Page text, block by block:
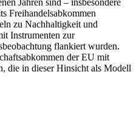
Freihandelsabkommen
zu Nachhaltigkeit und
Instrumenten zur
flankiert wurden.
der EU mit
die in dieser Hinsicht als Modell